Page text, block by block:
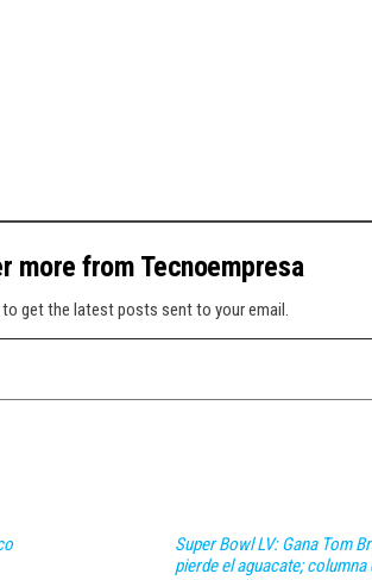
more from Tecnoempresa
to get the latest posts sent to your email.
Super Bowl LV: Gana Tom
pierde el aguacate; columna